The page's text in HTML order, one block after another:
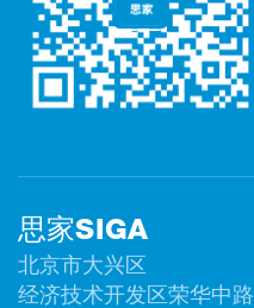
思家SIGA
北京市大兴区
经济技术开发区荣华中路